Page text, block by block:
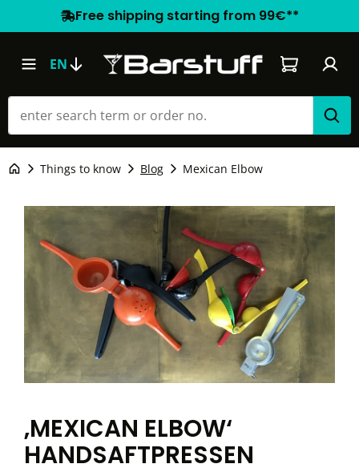
Free shipping starting from 99€**
EN Shopping
Things to know Blog Mexican Elbow
‚MEXICAN ELBOW‘
HANDSAFTPRESSEN